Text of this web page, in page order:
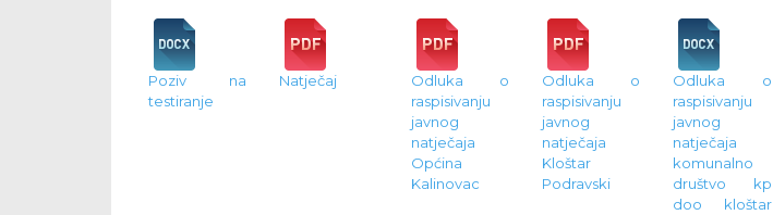
Poziv na
testiranje
Natječaj
Odluka o
raspisivanju
javnog
natječaja
Općina
Kalinovac
Odluka o
raspisivanju
javnog
natječaja
Kloštar
Podravski
Odluka o
raspisivanju
javnog
natječaja
komunalno
društvo kp
doo kloštar